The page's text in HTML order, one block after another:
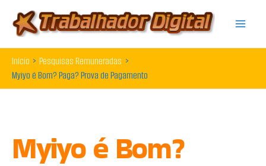
para
o
conteúdo
Início
Pesquisas Remuneradas
Myiyo é Bom? Paga? Prova de Pagamento
Myiyo é Bom?